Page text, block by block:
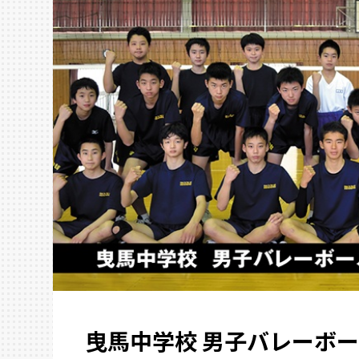
曳馬中学校 男子バレーボ